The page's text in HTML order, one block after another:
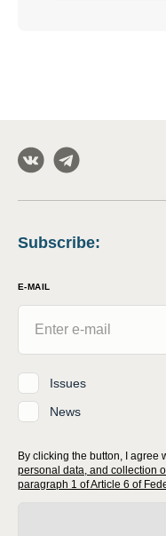
Subscribe:
E-MAIL
Issues
News
By clicking the button, I agree
personal data, and collection
paragraph 1 of Article 6 of